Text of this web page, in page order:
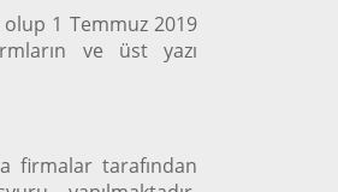
1 Temmuz 2019
ve üst yazı
firmalar tarafından